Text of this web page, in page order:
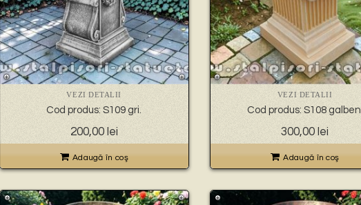
VEZI DETALII
Cod produs: S109 gri.
200,00 lei
Adaugă în coş
VEZI DETALII
Cod produs: S108 galben.
300,00 lei
Adaugă în coş